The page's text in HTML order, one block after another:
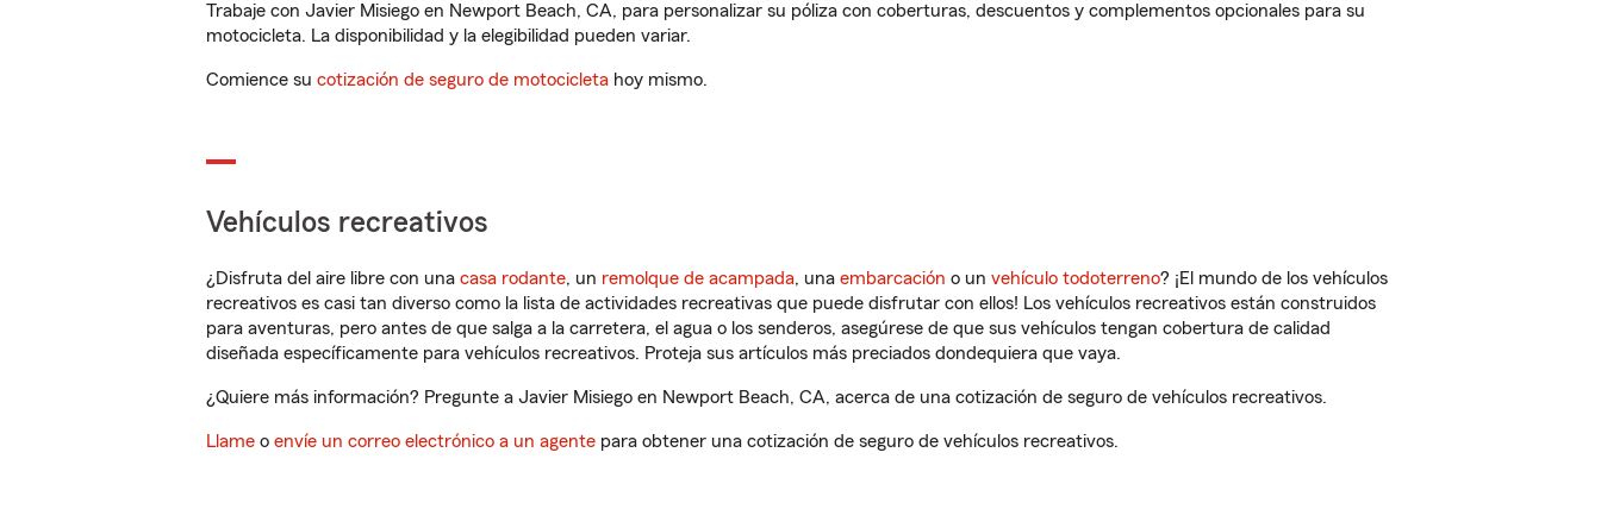
Trabaje con Javier Misiego en Newport Beach, CA, para personalizar su póliza con coberturas, descuentos y complementos opcionales para su
motocicleta. La disponibilidad y la elegibilidad pueden variar.
Comience su cotización de seguro de motocicleta hoy mismo.
Vehículos recreativos
¿Disfruta del aire libre con una casa rodante, un remolque de acampada, una embarcación o un vehículo todoterreno? ¡El mundo de los vehículos
recreativos es casi tan diverso como la lista de actividades recreativas que puede disfrutar con ellos! Los vehículos recreativos están construidos
para aventuras, pero antes de que salga a la carretera, el agua o los senderos, asegúrese de que sus vehículos tengan cobertura de calidad
diseñada específicamente para vehículos recreativos. Proteja sus artículos más preciados dondequiera que vaya.
¿Quiere más información? Pregunte a Javier Misiego en Newport Beach, CA, acerca de una cotización de seguro de vehículos recreativos.
Llame o envíe un correo electrónico a un agente para obtener una cotización de seguro de vehículos recreativos.